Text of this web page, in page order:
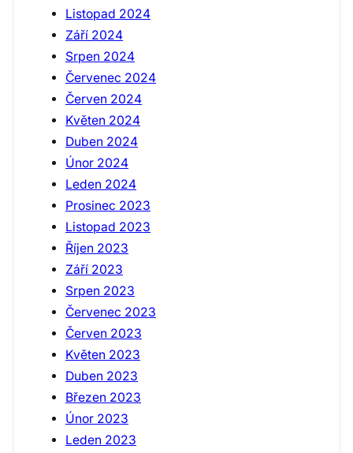
Listopad 2024
Září 2024
Srpen 2024
Červenec 2024
Červen 2024
Květen 2024
Duben 2024
Únor 2024
Leden 2024
Prosinec 2023
Listopad 2023
Říjen 2023
Září 2023
Srpen 2023
Červenec 2023
Červen 2023
Květen 2023
Duben 2023
Březen 2023
Únor 2023
Leden 2023